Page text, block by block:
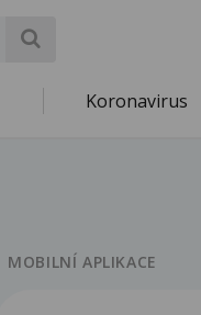
Koronavirus
MOBILNÍ APLIKACE